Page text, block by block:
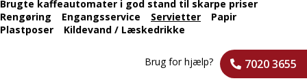
Brugte kaffeautomater i god stand til skarpe priser
Rengøring
Engangsservice Servietter
Papir
Plastposer
Kildevand / Læskedrikke
Brug for hjælp? 7020 3655